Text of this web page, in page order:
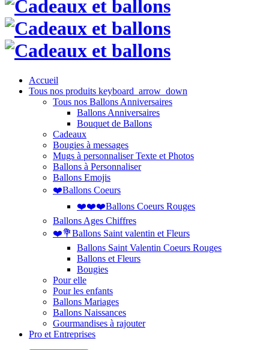
Accueil
Tous nos produits keyboard_arrow_down
Tous nos Ballons Anniversaires
Ballons Anniversaires
Bouquet de Ballons
Cadeaux
Bougies à messages
Mugs à personnaliser Texte et Photos
Ballons à Personnaliser
Ballons Emojis
❤️Ballons Coeurs
❤️❤️❤️Ballons Coeurs Rouges
Ballons Ages Chiffres
❤️💐Ballons Saint valentin et Fleurs
Ballons Saint Valentin Coeurs Rouges
Ballons et Fleurs
Bougies
Pour elle
Pour les enfants
Ballons Mariages
Ballons Naissances
Gourmandises à rajouter
Pro et Entreprises